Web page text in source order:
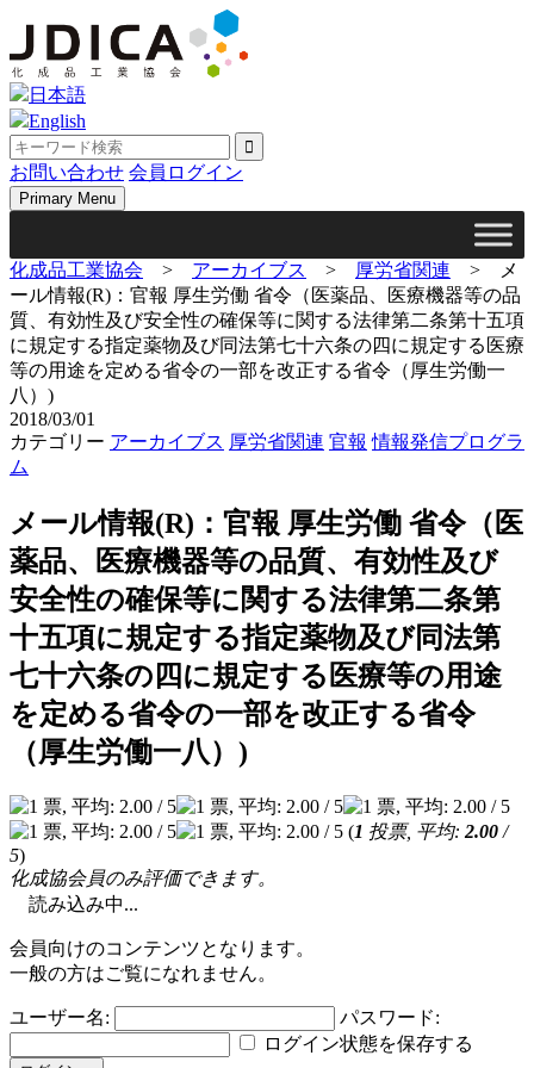
content
日本語
English
お問い合わせ 会員ログイン
Primary Menu
化成品工業協会 > アーカイブス > 厚労省関連 >
メ
ール情報(R)：官報 厚生労働 省令（医薬品、医療機器等の品
質、有効性及び安全性の確保等に関する法律第二条第十五項
に規定する指定薬物及び同法第七十六条の四に規定する医療
等の用途を定める省令の一部を改正する省令（厚生労働一
八）)
2018/03/01
カテゴリー アーカイブス 厚労省関連 官報 情報発信プログラ
ム
メール情報(R)：官報 厚生労働 省令（医
薬品、医療機器等の品質、有効性及び
安全性の確保等に関する法律第二条第
十五項に規定する指定薬物及び同法第
七十六条の四に規定する医療等の用途
を定める省令の一部を改正する省令
（厚生労働一八）)
(1 投票, 平均: 2.00 /
5)
化成協会員のみ評価できます。
読み込み中...
会員向けのコンテンツとなります。
一般の方はご覧になれません。
ユーザー名:
パスワード:
ログイン状態を保存する